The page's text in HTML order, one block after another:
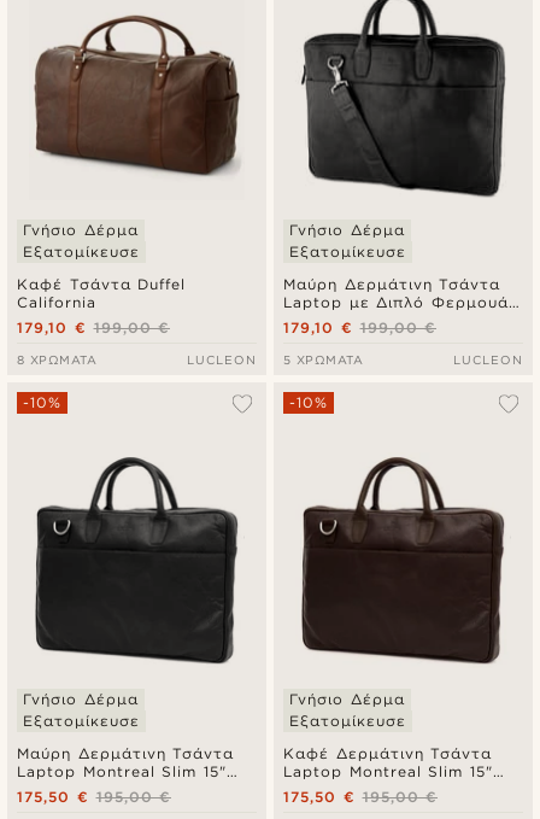
Καφέ Τσάντα Duffel
California
Γνήσιο Δέρμα
Εξατομίκευσε
199,00 €
179,10 €
8 ΧΡΏΜΑΤΑ LUCLEON
Μαύρη Δερμάτινη Τσάντα
Laptop με Διπλό Φερμουάρ
Montreal Executive
Γνήσιο Δέρμα
Εξατομίκευσε
199,00 €
179,10 €
5 ΧΡΏΜΑΤΑ LUCLEON
Μαύρη Δερμάτινη Τσάντα
Laptop Montreal Slim 15"
Executive
-10%
Γνήσιο Δέρμα
Εξατομίκευσε
195,00 €
175,50 €
Καφέ Δερμάτινη Τσάντα
Laptop Montreal Slim 15"
Executive
-10%
Γνήσιο Δέρμα
Εξατομίκευσε
195,00 €
175,50 €